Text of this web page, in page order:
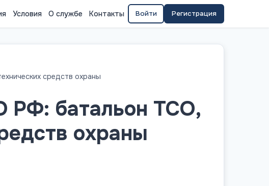
Условия О службе Контакты Войти Регистрация
средств охраны
РФ: батальон ТСО,
охраны